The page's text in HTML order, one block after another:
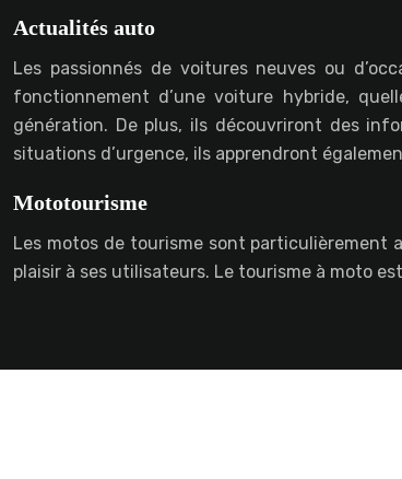
Actualités auto
Les passionnés de voitures neuves ou
fonctionnement d’une voiture hybride,
génération. De plus, ils découvriront des
situations d’urgence, ils apprendront
Mototourisme
Les motos de tourisme sont
plaisir à ses utilisateurs. Le tourisme à moto